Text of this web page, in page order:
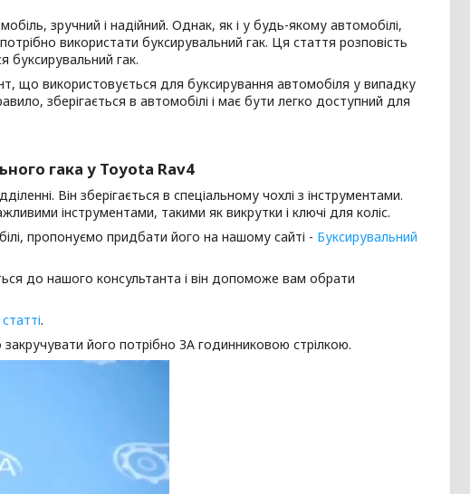
зручний і надійний. Однак, як і у будь-якому автомобілі,
використати буксирувальний гак. Ця стаття розповість
буксирувальний гак.
що використовується для буксирування автомобіля у випадку
зберігається в автомобілі і має бути легко доступний для
гака у Toyota Rav4
Він зберігається в спеціальному чохлі з інструментами.
інструментами, такими як викрутки і ключі для коліс.
пропонуємо придбати його на нашому сайті - Буксирувальний
до нашого консультанта і він допоможе вам обрати
.
його потрібно ЗА годинниковою стрілкою.